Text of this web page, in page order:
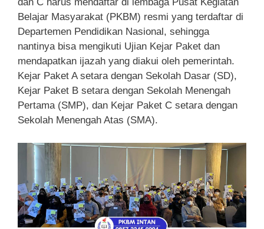
Belajar Masyarakat (PKBM) resmi yang terdaftar di
Departemen Pendidikan Nasional, sehingga
nantinya bisa mengikuti Ujian Kejar Paket dan
mendapatkan ijazah yang diakui oleh pemerintah.
Kejar Paket A setara dengan Sekolah Dasar (SD),
Kejar Paket B setara dengan Sekolah Menengah
Pertama (SMP), dan Kejar Paket C setara dengan
Sekolah Menengah Atas (SMA).